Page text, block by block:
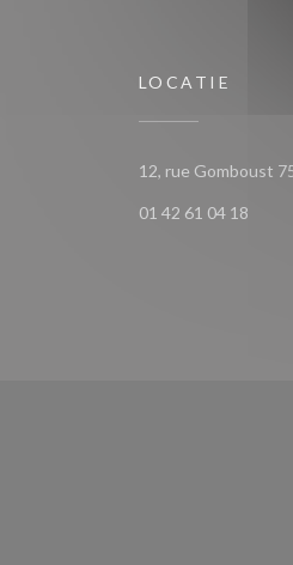
LOCATIE
12, rue Gomboust
01 42 61 04 18